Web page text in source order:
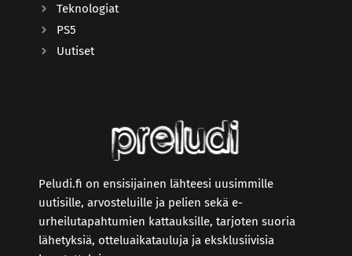
Teknologiat
PS5
Uutiset
Peludi.fi on ensisijainen lähteesi uusimmille
uutisille, arvosteluille ja pelien sekä e-
urheilutapahtumien kattauksille, tarjoten suoria
lähetyksiä, otteluaikatauluja ja eksklusiivisia